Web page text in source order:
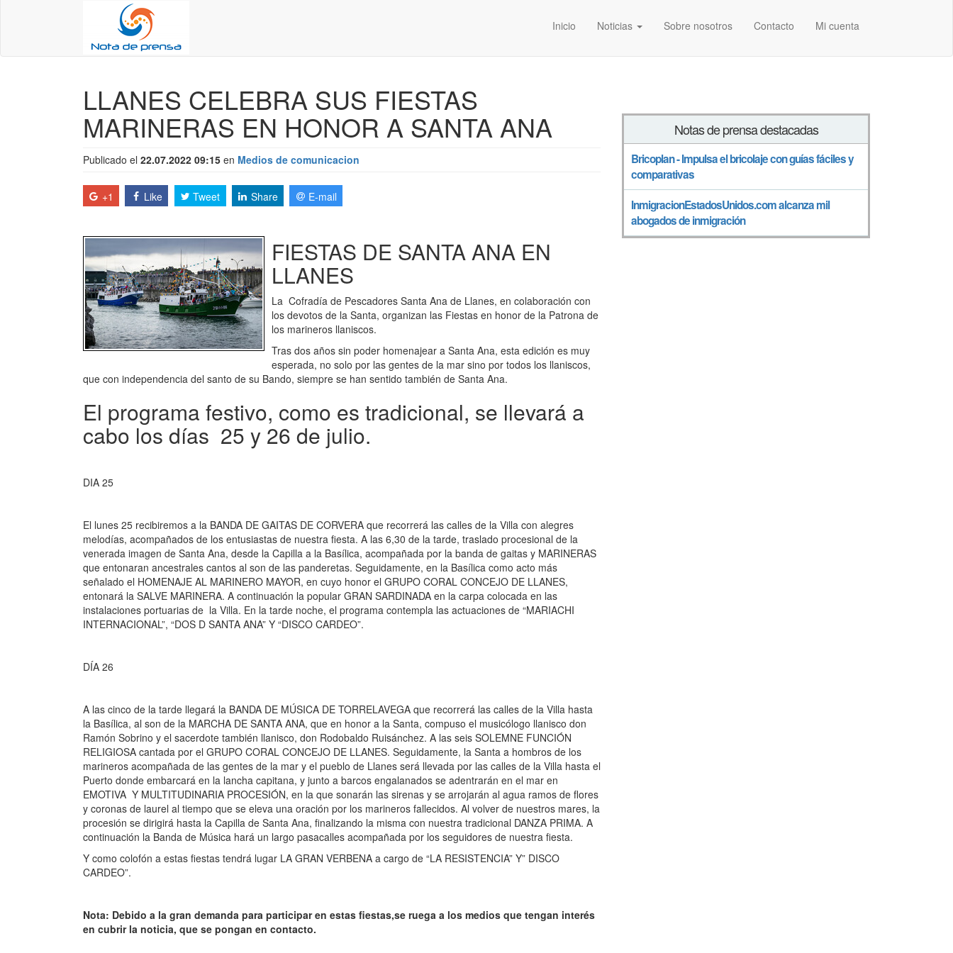
Inicio Noticias Sobre nosotros Contacto Mi cuenta
LLANES CELEBRA SUS FIESTAS
MARINERAS EN HONOR A SANTA ANA
Publicado el 22.07.2022 09:15 en Medios de comunicacion
+1 Like Tweet Share E-mail
FIESTAS DE SANTA ANA EN
LLANES
La Cofradía de Pescadores Santa Ana de Llanes, en colaboración con
los devotos de la Santa, organizan las Fiestas en honor de la Patrona de
los marineros llaniscos.
Tras dos años sin poder homenajear a Santa Ana, esta edición es muy
esperada, no solo por las gentes de la mar sino por todos los llaniscos,
que con independencia del santo de su Bando, siempre se han sentido también de Santa Ana.
El programa festivo, como es tradicional, se llevará a
cabo los días 25 y 26 de julio.
DIA 25
El lunes 25 recibiremos a la BANDA DE GAITAS DE CORVERA que recorrerá las calles de la Villa con alegres
melodías, acompañados de los entusiastas de nuestra fiesta. A las 6,30 de la tarde, traslado procesional de la
venerada imagen de Santa Ana, desde la Capilla a la Basílica, acompañada por la banda de gaitas y MARINERAS
que entonaran ancestrales cantos al son de las panderetas. Seguidamente, en la Basílica como acto más
señalado el HOMENAJE AL MARINERO MAYOR, en cuyo honor el GRUPO CORAL CONCEJO DE LLANES,
entonará la SALVE MARINERA. A continuación la popular GRAN SARDINADA en la carpa colocada en las
instalaciones portuarias de la Villa. En la tarde noche, el programa contempla las actuaciones de “MARIACHI
INTERNACIONAL”, “DOS D SANTA ANA” Y “DISCO CARDEO”.
DÍA 26
A las cinco de la tarde llegará la BANDA DE MÚSICA DE TORRELAVEGA que recorrerá las calles de la Villa hasta
la Basílica, al son de la MARCHA DE SANTA ANA, que en honor a la Santa, compuso el musicólogo llanisco don
Ramón Sobrino y el sacerdote también llanisco, don Rodobaldo Ruisánchez. A las seis SOLEMNE FUNCIÓN
RELIGIOSA cantada por el GRUPO CORAL CONCEJO DE LLANES. Seguidamente, la Santa a hombros de los
marineros acompañada de las gentes de la mar y el pueblo de Llanes será llevada por las calles de la Villa hasta el
Puerto donde embarcará en la lancha capitana, y junto a barcos engalanados se adentrarán en el mar en
EMOTIVA Y MULTITUDINARIA PROCESIÓN, en la que sonarán las sirenas y se arrojarán al agua ramos de flores
y coronas de laurel al tiempo que se eleva una oración por los marineros fallecidos. Al volver de nuestros mares, la
procesión se dirigirá hasta la Capilla de Santa Ana, finalizando la misma con nuestra tradicional DANZA PRIMA. A
continuación la Banda de Música hará un largo pasacalles acompañada por los seguidores de nuestra fiesta.
Y como colofón a estas fiestas tendrá lugar LA GRAN VERBENA a cargo de “LA RESISTENCIA” Y” DISCO
CARDEO”.
Nota: Debido a la gran demanda para participar en estas fiestas,se ruega a los medios que tengan interés
en cubrir la noticia, que se pongan en contacto.
Notas de prensa destacadas
Bricoplan - Impulsa el bricolaje con guías fáciles y
comparativas
InmigracionEstadosUnidos.com alcanza mil
abogados de inmigración